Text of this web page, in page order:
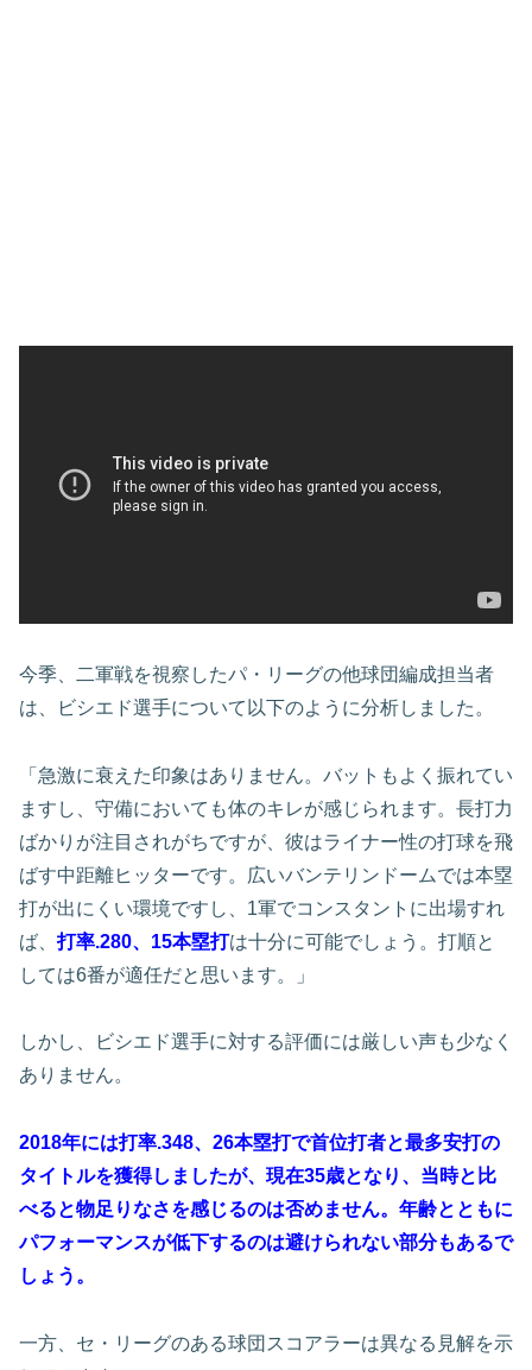
今季、二軍戦を視察したパ・リーグの他球団編成担当者
は、ビシエド選手について以下のように分析しました。
「急激に衰えた印象はありません。バットもよく振れてい
ますし、守備においても体のキレが感じられます。長打力
ばかりが注目されがちですが、彼はライナー性の打球を飛
ばす中距離ヒッターです。広いバンテリンドームでは本塁
打が出にくい環境ですし、1軍でコンスタントに出場すれ
ば、打率.280、15本塁打は十分に可能でしょう。打順と
しては6番が適任だと思います。」
しかし、ビシエド選手に対する評価には厳しい声も少なく
ありません。
2018年には打率.348、26本塁打で首位打者と最多安打の
タイトルを獲得しましたが、現在35歳となり、当時と比
べると物足りなさを感じるのは否めません。年齢とともに
パフォーマンスが低下するのは避けられない部分もあるで
しょう。
一方、セ・リーグのある球団スコアラーは異なる見解を示